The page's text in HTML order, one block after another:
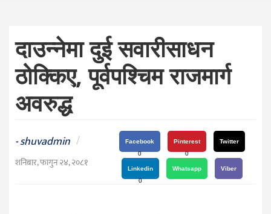
संघीय
प्रविधि
जीवनशैली
दर्शन
/
संस्कृति
दाउन्नेमा दुई सवारीसाधन
ठोक्किए, पूर्वपश्चिम राजमार्ग
अवरुद्ध
-shuvadmin /
शनिबार, फागुन २४, २०८१
Facebook
0
Pinterest
0
Twitter
Linkedin
0
Whatsapp Viber